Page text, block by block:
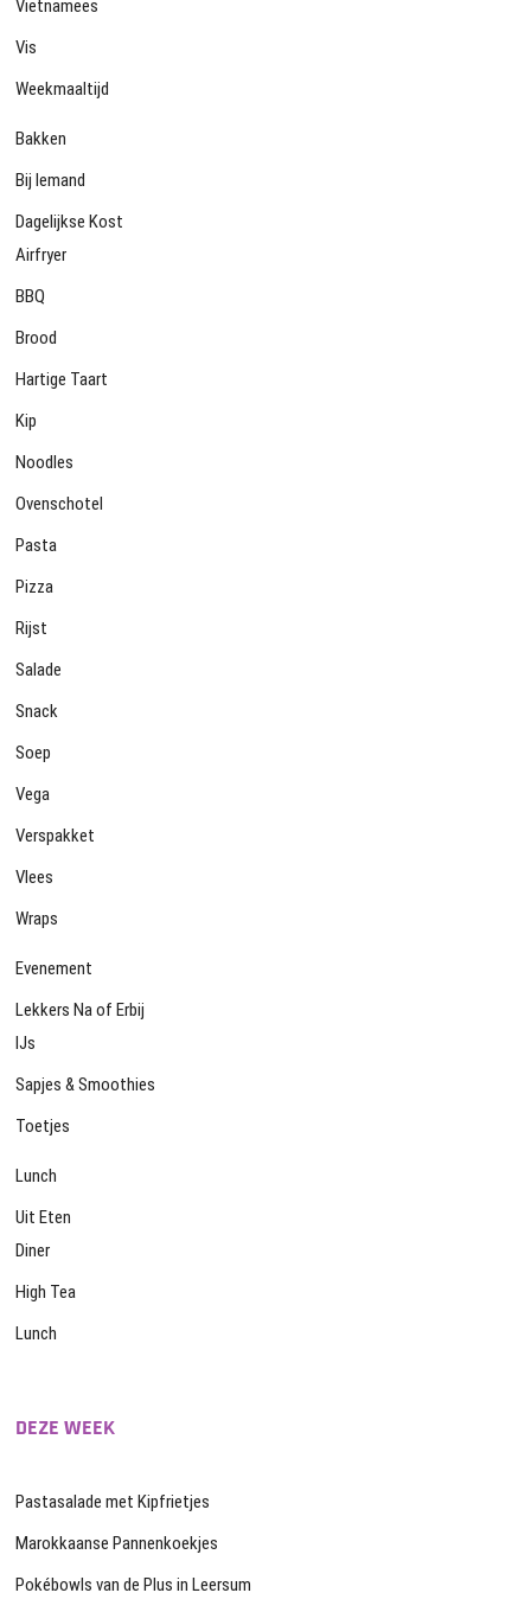
Vietnamees
Vis
Weekmaaltijd
Bakken
Bij Iemand
Dagelijkse Kost
Airfryer
BBQ
Brood
Hartige Taart
Kip
Noodles
Ovenschotel
Pasta
Pizza
Rijst
Salade
Snack
Soep
Vega
Verspakket
Vlees
Wraps
Evenement
Lekkers Na of Erbij
IJs
Sapjes & Smoothies
Toetjes
Lunch
Uit Eten
Diner
High Tea
Lunch
DEZE WEEK
Pastasalade met Kipfrietjes
Marokkaanse Pannenkoekjes
Pokébowls van de Plus in Leersum